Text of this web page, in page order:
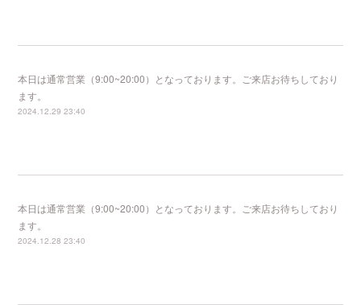
本日は通常営業（9:00~20:00）となっております。ご来店お待ちしており
ます。
2024.12.29 23:40
本日は通常営業（9:00~20:00）となっております。ご来店お待ちしており
ます。
2024.12.28 23:40